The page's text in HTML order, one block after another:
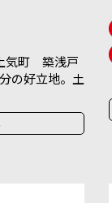
気町 築浅戸
の好立地。土